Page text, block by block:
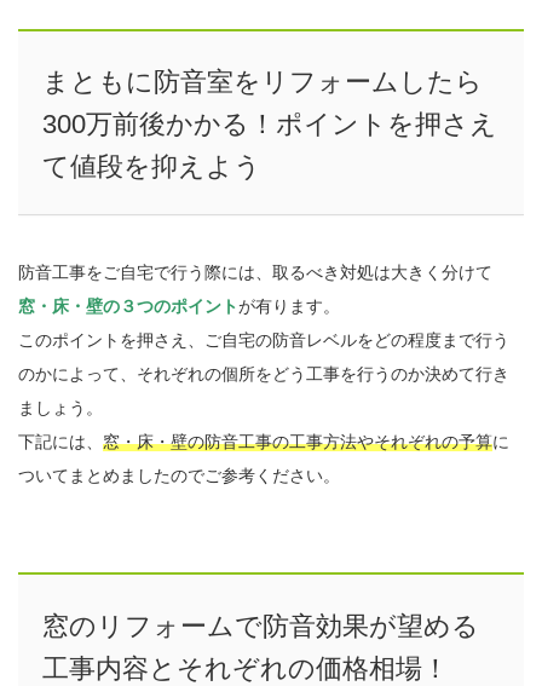
まともに防音室をリフォームしたら
300万前後かかる！ポイントを押さえ
て値段を抑えよう
防音工事をご自宅で行う際には、取るべき対処は大きく分けて
窓・床・壁の３つのポイントが有ります。
このポイントを押さえ、ご自宅の防音レベルをどの程度まで行う
のかによって、それぞれの個所をどう工事を行うのか決めて行き
ましょう。
下記には、 窓・床・壁の防音工事の工事方法やそれぞれの予算に
ついてまとめましたのでご参考ください。
窓のリフォームで防音効果が望める
工事内容とそれぞれの価格相場！